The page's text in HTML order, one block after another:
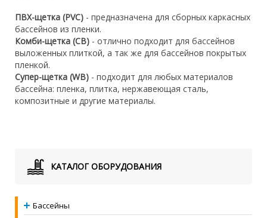
ПВХ-щетка (PVC) - предназначена для сборных каркасных
бассейнов из пленки.
Комби-щетка (CB) - отлично подходит для бассейнов
выложенных плиткой, а так же для бассейнов покрытых
пленкой.
Супер-щетка (WB) - подходит для любых материалов
бассейна: пленка, плитка, нержавеющая сталь,
композитные и другие материалы.
КАТАЛОГ ОБОРУДОВАНИЯ
Бассейны